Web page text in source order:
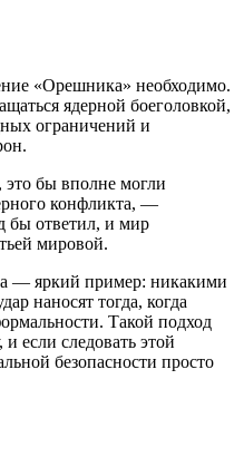
«Орешника» необходимо.
ядерной боеголовкой,
ограничений и
бы вполне могли
конфликта, —
бы ответил, и мир
мировой.
— яркий пример: никакими
наносят тогда, когда
Такой подход
если следовать этой
безопасности просто